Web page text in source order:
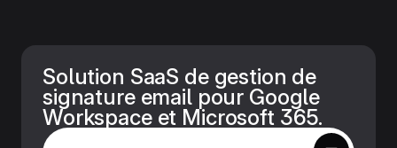
Solution SaaS de gestion de
signature email pour Google
Workspace et Microsoft 365.